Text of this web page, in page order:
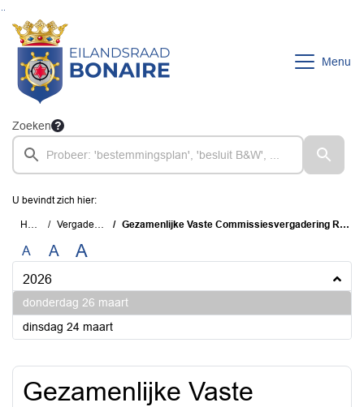
Ga naar de inhoud van deze pagina
Ga naar het zoeken
Ga naar het menu
Menu
Zoeken
U bevindt zich hier:
Home Vergaderingen Gezamenlijke Vaste Commissiesvergadering R&O, B&O en KRE
A A A
2026
donderdag 26 maart2026
dinsdag 24 maart2026
Gezamenlijke Vaste